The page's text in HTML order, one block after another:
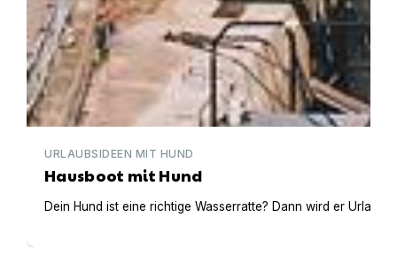
URLAUBSIDEEN MIT HUND
Hausboot mit Hund
Dein Hund ist eine richtige Wasserratte? Dann wird er